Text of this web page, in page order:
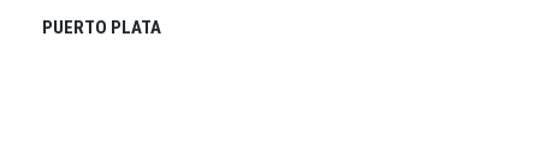
PUERTO PLATA